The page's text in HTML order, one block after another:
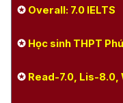
✪ Overall: 7.0 IELTS
✪ Học sinh THPT
✪ Read-7.0, Lis-8.0,